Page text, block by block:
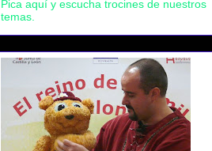
Pica aquí y escucha trocines de nuestros
temas.